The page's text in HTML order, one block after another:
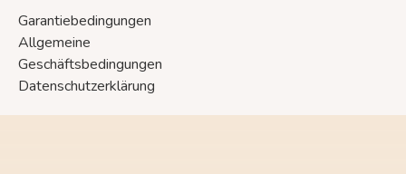
Garantiebedingungen
Allgemeine
Geschäftsbedingungen
Datenschutzerklärung